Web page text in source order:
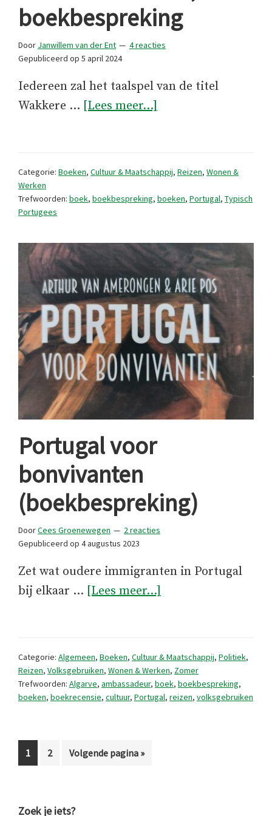
boekbespreking
Door Janwillem van der Ent
4 reacties
Gepubliceerd op 5 april 2024
Iedereen zal het taalspel van de titel
Wakkere … [Lees meer...]
Categorie: Boeken, Cultuur & Maatschappij, Reizen, Wonen &
Werken
Trefwoorden: boek, boekbespreking, boeken, Portugal, Typisch
Portugees
Portugal voor
bonvivanten
(boekbespreking)
DoorCees Groenewegen
2 reacties
Gepubliceerd op 4 augustus 2023
Zet wat oudere immigranten in Portugal
bij elkaar … [Lees meer...]
Categorie: Algemeen, Boeken, Cultuur & Maatschappij, Politiek,
Reizen, Volksgebruiken, Wonen & Werken, Zomer
Trefwoorden: Algarve, ambassadeur, boek, boekbespreking,
boeken, boekrecensie, cultuur, Portugal, reizen, volksgebruiken
Pagina
1 Pagina
2
Ga
Volgende pagina »
Zoek je iets?